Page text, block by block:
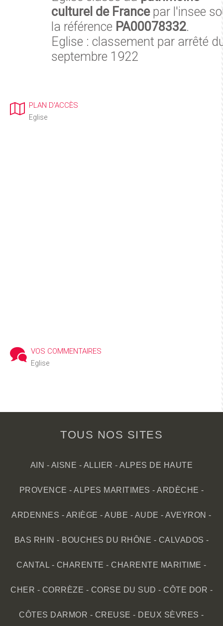
culturel de Francepar l'insee
la référence PA00078332.
Eglise : classement par arrêté
septembre 1922
PLAN D'ACCÈS
Eglise
VOS COMMENTAIRES
Eglise
TOUS NOS SITES
AIN - AISNE - ALLIER -ALPES DE HAUTE
PROVENCE - ALPES MARITIMES - ARDÈCHE -
ARDENNES - ARIÈGE -AUBE - AUDE -AVEYRON -
BAS RHIN - BOUCHES DU RHÔNE - CALVADOS -
CANTAL - CHARENTE -CHARENTE MARITIME -
CHER - CORRÈZE - CORSE DU SUD - CÔTE DOR -
CÔTES DARMOR - CREUSE - DEUX SÈVRES -